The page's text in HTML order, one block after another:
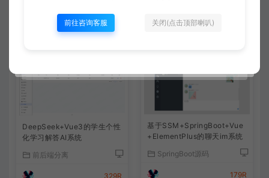
DeepSeek+Vue3的学生个性
化学习解答AI系统
前后端分离
329R
基于SSM+SpringBoot+Vue
+ElementPlus的聊天im系统
SpringBoot源码
179R
前往咨询客服 关闭(点击顶部喇叭)